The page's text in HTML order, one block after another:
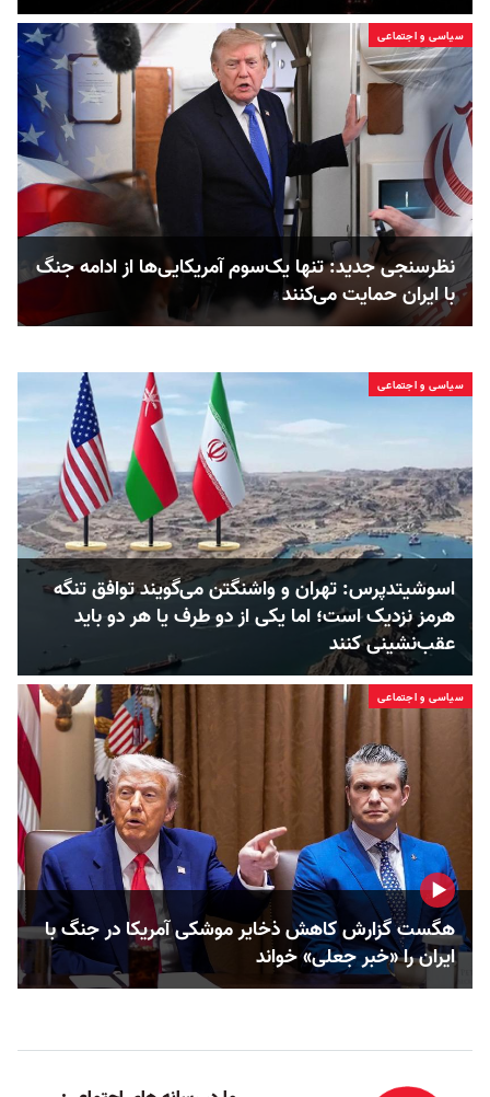
سیاسی و اجتماعی
نظرسنجی جدید: تنها یک‌سوم آمریکایی‌ها از ادامه جنگ
با ایران حمایت می‌کنند
سیاسی و اجتماعی
اسوشیتدپرس: تهران و واشنگتن می‌گویند توافق تنگه
هرمز نزدیک است؛ اما یکی از دو طرف یا هر دو باید
عقب‌نشینی کنند
سیاسی و اجتماعی
هگست گزارش کاهش ذخایر موشکی آمریکا در جنگ با
ایران را «خبر جعلی» خواند